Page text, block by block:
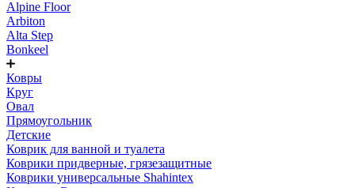
Alpine Floor
Arbiton
Alta Step
Bonkeel
Ковры
Круг
Овал
Прямоугольник
Детские
Коврик для ванной и туалета
Коврики придверные, грязезащитные
Коврики универсальные Shahintex